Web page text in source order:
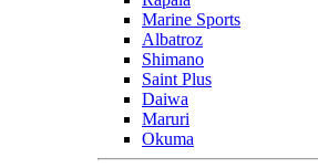
Marine Sports
Albatroz
Shimano
Saint Plus
Daiwa
Maruri
Okuma